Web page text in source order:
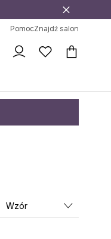
PomocZnajdź salon
Wzór